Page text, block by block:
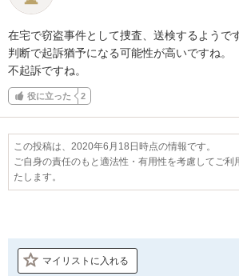
在宅で窃盗事件として捜査、送検するようで
判断で起訴猶予になる可能性が高いですね。
不起訴ですね。
役に立った 2
この投稿は、2020年6月18日時点の情報です。
ご自身の責任のもと適法性・有用性を考慮してご
たします。
マイリストに入れる